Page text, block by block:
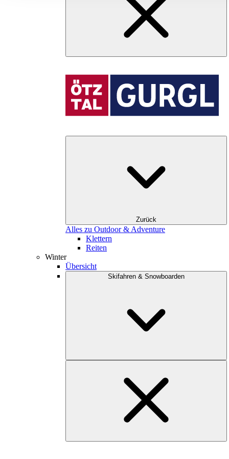
Zurück
Alles zu Outdoor & Adventure
Klettern
Reiten
Winter
Übersicht
Skifahren & Snowboarden